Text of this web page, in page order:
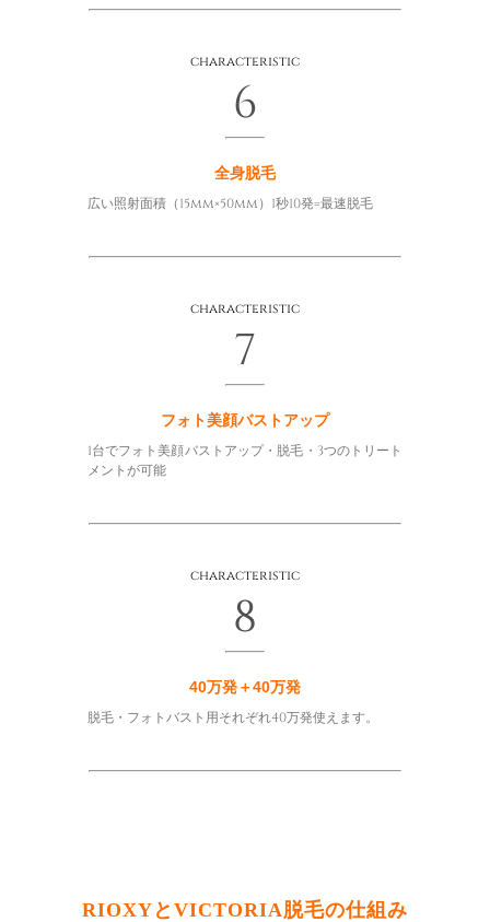
characteristic
6
全身脱毛
広い照射面積（15mm×50mm）1秒10発=最速脱毛
characteristic
7
フォト美顔バストアップ
1台でフォト美顔バストアップ・脱毛・3つのトリート
メントが可能
characteristic
8
40万発＋40万発
脱毛・フォトバスト用それぞれ40万発使えます。
RIOXYとVICTORIA脱毛の仕組み